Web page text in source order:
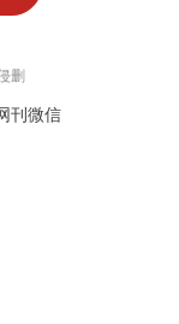
删
刊微信